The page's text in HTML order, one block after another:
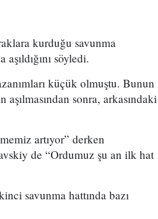
kurduğu savunma
söyledi.
küçük olmuştu. Bunun
sonra, arkasındaki
artıyor” derken
de “Ordumuz şu an ilk hat
savunma hattında bazı